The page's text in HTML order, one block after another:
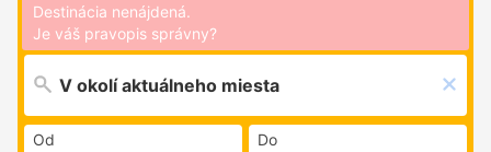
Destinácia nenájdená.
Je váš pravopis správny?
Od Do